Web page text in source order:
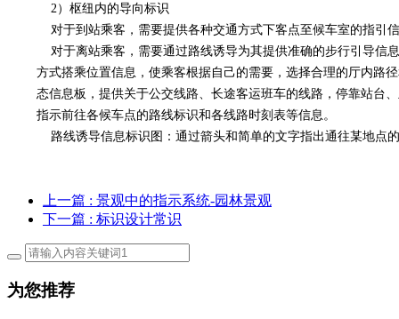
2）枢纽内的导向标识
对于到站乘客，需要提供各种交通方式下客点至候车室的指引
对于离站乘客，需要通过路线诱导为其提供准确的步行引导信
方式搭乘位置信息，使乘客根据自己的需要，选择合理的厅内路
态信息板，提供关于公交线路、长途客运班车的线路，停靠站台
指示前往各候车点的路线标识和各线路时刻表等信息。
路线诱导信息标识图：通过箭头和简单的文字指出通往某地点
上一篇 : 景观中的指示系统-园林景观
下一篇 : 标识设计常识
为您推荐